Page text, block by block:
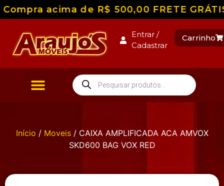
acima de R$ 500,00 FRETE
Entrar /
Cadastrar
Carrinho
Início / Moveis/ CAIXA AMPLIFICADA ACA AMVOX
SKD600 BAG VOX RED